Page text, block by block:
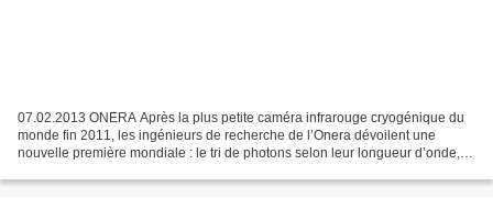
07.02.2013 ONERA Après la plus petite caméra infrarouge cryogénique du
monde fin 2011, les ingénieurs de recherche de l’Onera dévoilent une
nouvelle première mondiale : le tri de photons selon leur longueur d’onde, à